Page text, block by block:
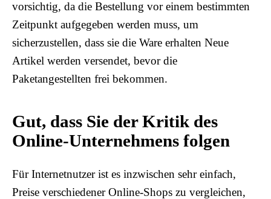
vorsichtig, da die Bestellung vor einem bestimmten
Zeitpunkt aufgegeben werden muss, um
sicherzustellen, dass sie die Ware erhalten Neue
Artikel werden versendet, bevor die
Paketangestellten frei bekommen.
Gut, dass Sie der Kritik des
Online-Unternehmens folgen
Für Internetnutzer ist es inzwischen sehr einfach,
Preise verschiedener Online-Shops zu vergleichen,